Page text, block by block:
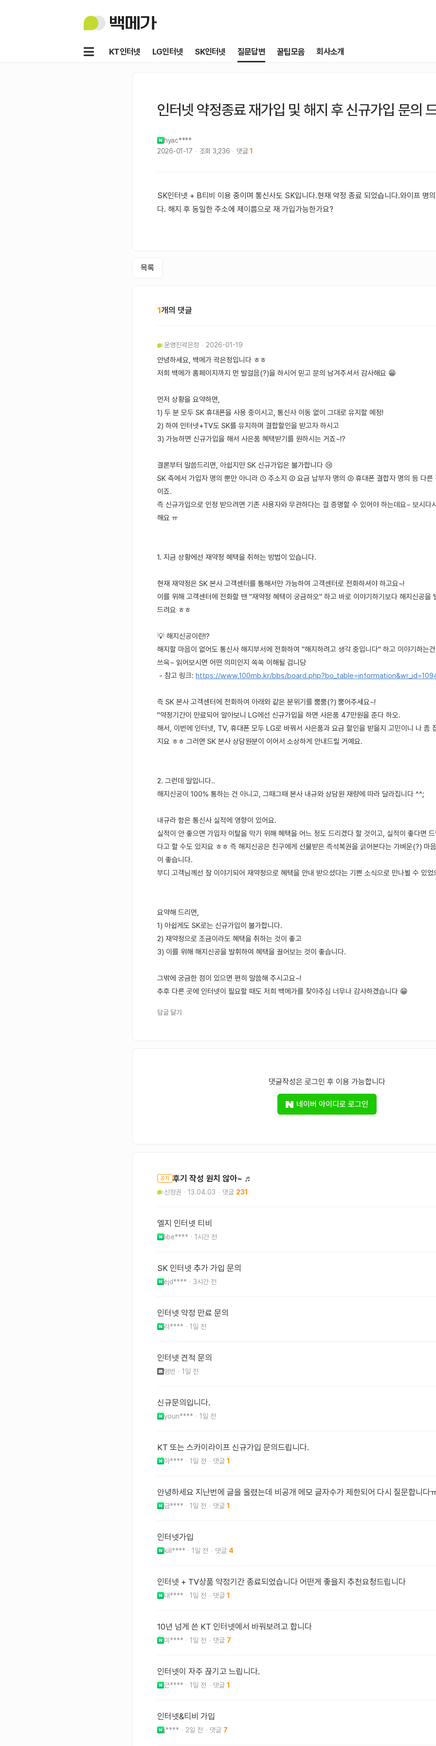
백
KT인터넷
LG인터넷 SK인터넷 질문답변 꿀팁모음 회사소개
메
인터넷 약정종료 재가입 및 해지 후 신규가입 문의
hyac****
2026-01-17
조회 3,236 댓글 1
SK인터넷 + B티비 이용 중이며 통신사도 SK입니다.현재 약정 종료 되었습니다.와이프 명
다. 해지 후 동일한 주소에 제이름으로 재 가입가능한가요?
목록
1개의 댓글
운영진곽은정 2026-01-19
안녕하세요, 백메가 곽은정입니다 ㅎㅎ
저희 백메가 홈페이지까지 먼 발걸음(?)을 하시어 믿고 문의 남겨주셔서 감사해요 😁
먼저 상황을 요약하면,
1) 두 분 모두 SK 휴대폰을 사용 중이시고, 통신사 이동 없이 그대로 유지할 예정!
2) 하여 인터넷+TV도 SK를 유지하며 결합할인을 받고자 하시고
3) 가능하면 신규가입을 해서 사은품 혜택받기를 원하시는 거죠~!?
결론부터 말씀드리면, 아쉽지만 SK 신규가입은 불가합니다 😢
SK 측에서 가입자 명의 뿐만 아니라 ① 주소지 ② 요금 납부자 명의 ③ 휴대폰 결합자 명의 등 다른
이죠.
즉 신규가입으로 인정 받으려면 기존 사용자와 무관하다는 걸 증명할 수 있어야 하는데요~ 보시다
해요 ㅠ
1. 지금 상황에선 재약정 혜택을 취하는 방법이 있습니다.
현재 재약정은 SK 본사 고객센터를 통해서만 가능하여 고객센터로 전화하셔야 하고요~!
이를 위해 고객센터에 전화할 땐 "재약정 혜택이 궁금하오" 하고 바로 이야기하기보다 해지신공을
드려요 ㅎㅎ
💡 해지신공이란!?
해지할 마음이 없어도 통신사 해지부서에 전화하여 "해지하려고 생각 중입니다" 하고 이야기하는
쓰윽~ 읽어보시면 어떤 의미인지 쏙쏙 이해될 겁니당
- 참고 링크: https://www.100mb.kr/bbs/
즉 SK 본사 고객센터에 전화하여 아래와 같은 분위기를 뿜뿜(?) 뿜어주세요~!
"약정기간이 만료되어 알아보니 LG에선 신규가입을 하면 사은품 47만원을 준다 하오.
해서, 이번에 인터넷, TV, 휴대폰 모두 LG로 바꿔서 사은품과 요금 할인을 받을지 고민이니 나 좀
지요 ㅎㅎ 그러면 SK 본사 상담원분이 이어서 소상하게 안내드릴 거예요.
2. 그런데 말입니다..
해지신공이 100% 통하는 건 아니고, 그때그때 본사 내규와 상담원 재량에 따라 달라집니다 ^^;
내규라 함은 통신사 실적에 영향이 있어요.
실적이 안 좋으면 가입자 이탈을 막기 위해 혜택을 어느 정도 드리겠다 할 것이고, 실적이 좋다면
다고 할 수도 있지요 ㅎㅎ 즉 해지신공은 친구에게 선물받은 즉석복권을 긁어본다는 가벼운(?) 마
이 좋습니다.
부디 고객님께선 잘 이야기되어 재약정으로 혜택을 안내 받으셨다는 기쁜 소식으로 만나뵐 수 있
요약해 드리면,
1) 아쉽게도 SK로는 신규가입이 불가합니다.
2) 재약정으로 조금이라도 혜택을 취하는 것이 좋고
3) 이를 위해 해지신공을 발휘하여 혜택을 끌어보는 것이 좋습니다.
그밖에 궁금한 점이 있으면 편히 말씀해 주시고요~!
추후 다른 곳에 인터넷이 필요할 때도 저희 백메가를 찾아주심 너무나 감사하겠습니다 😁
답글 달기
댓글작성은 로그인 후 이용 가능합니다
네이버 아이디로 로그인
공지 후기 작성 원치 않아~ ♬
신정권 13.04.03 231
엘지 인터넷 티비
libe**** 1시간 전
SK 인터넷 추가 가입 문의
ejd**** 3시간 전
인터넷 약정 만료 문의
라**** 1일 전
인터넷 견적 문의
엄빈 1일 전
신규문의입니다.
youn**** 1일 전
KT 또는 스카이라이프 신규가입 문의드립니다.
아**** 1일 전 1
안녕하세요 지난번에 글을 올렸는데 비공개 메모 글자수가 제한되어 다시 질문합니다
금**** 1일 전 1
인터넷가입
kill**** 1일 전 4
인터넷 + TV상품 약정기간 종료되었습니다 어떤게 좋을지 추천요청드립니다
대**** 1일 전 1
10년 넘게 쓴 KT 인터넷에서 바꿔보려고 합니다
미**** 1일 전 7
인터넷이 자주 끊기고 느립니다.
근**** 1일 전 1
인터넷&티비 가입
j**** 2일 전 7